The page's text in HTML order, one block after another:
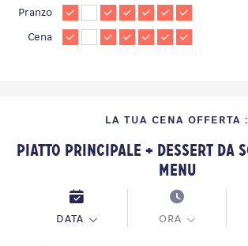
Pranzo
Cena
LA TUA CENA OFFERTA :
Piatto Principale + Dessert da
Menu
DATA ORA